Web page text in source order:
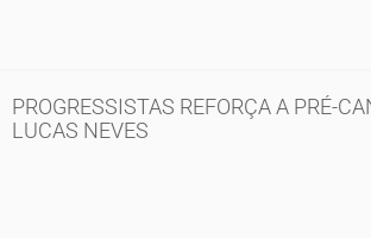
PROGRESSISTAS REFORÇA A PRÉ-
LUCAS NEVES